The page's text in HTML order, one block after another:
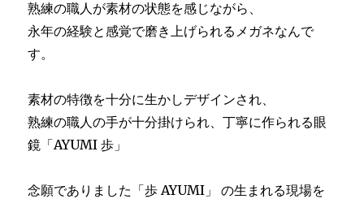
熟練の職人が素材の状態を感じながら、
永年の経験と感覚で磨き上げられるメガネなんで
す。
素材の特徴を十分に生かしデザインされ、
熟練の職人の手が十分掛けられ、丁寧に作られる眼
鏡「AYUMI 歩」
念願でありました「歩 AYUMI」 の生まれる現場を